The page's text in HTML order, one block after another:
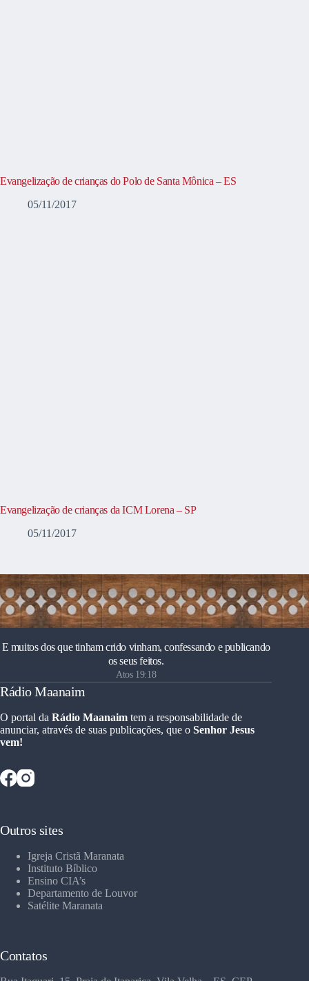
Evangelização de crianças do Polo de Santa Mônica – ES
05/11/2017
Evangelização de crianças da ICM Lorena – SP
05/11/2017
E muitos dos que tinham crido vinham, confessando e publicando
os seus feitos.
Atos 19:18
Rádio Maanaim
O portal da Rádio Maanaim tem a responsabilidade de
anunciar, através de suas publicações, que o Senhor Jesus
vem!
Outros sites
Igreja Cristã Maranata
Instituto Bíblico
Ensino CIA’s
Departamento de Louvor
Satélite Maranata
Contatos